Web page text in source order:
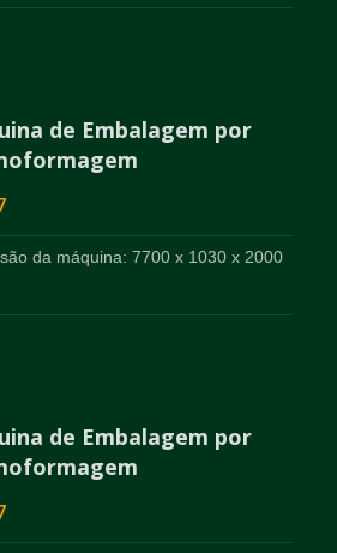
de Embalagem por
da máquina: 7700 x 1030 x 2000
de Embalagem por